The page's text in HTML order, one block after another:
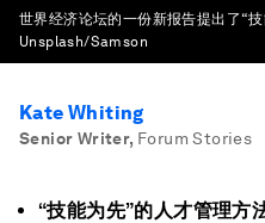
世界经济论坛的一份新报告提出了“技
Unsplash/Samson
Kate Whiting
Senior Writer, Forum Stories
“技能为先”的人才管理方